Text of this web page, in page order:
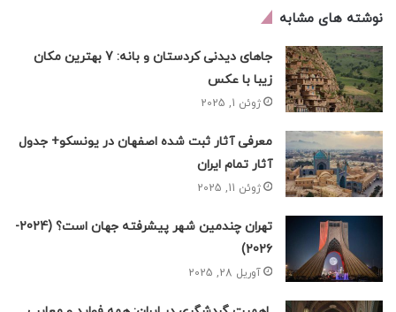
نوشته های مشابه
جاهای دیدنی کردستان و بانه: 7 بهترین مکان
زیبا با عکس
ژوئن 1, 2025
معرفی آثار ثبت شده اصفهان در یونسکو+ جدول
آثار تمام ایران
ژوئن 11, 2025
تهران چندمین شهر پیشرفته جهان است؟ (2024-
2026)
آوریل 28, 2025